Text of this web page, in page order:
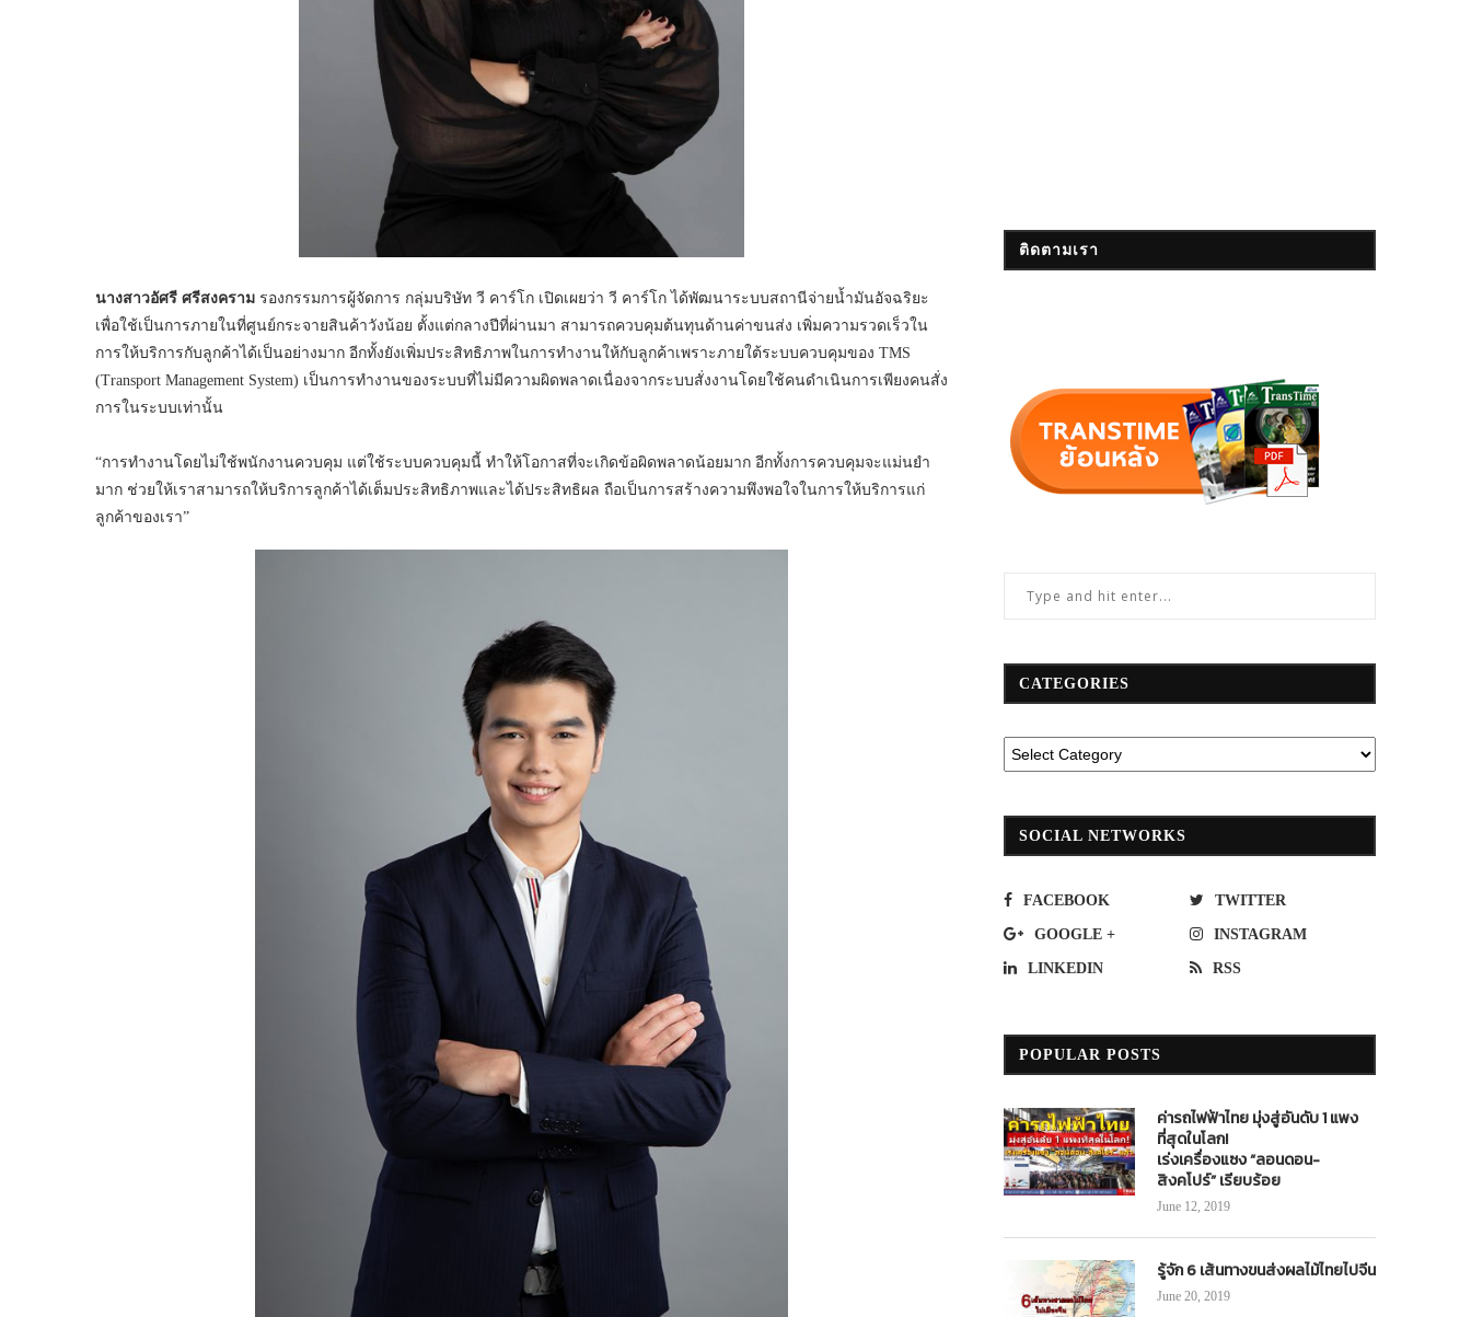
นางสาวอัศรี ศรีสงคราม รองกรรมการผู้จัดการ กลุ่มบริษัท วี คาร์โก เปิดเผยว่า วี คาร์โก ได้พัฒนาระบบสถานีจ่ายน้ำมันอัจฉริยะ
เพื่อใช้เป็นการภายในที่ศูนย์กระจายสินค้าวังน้อย ตั้งแต่กลางปีที่ผ่านมา สามารถควบคุมต้นทุนด้านค่าขนส่ง เพิ่มความรวดเร็วใน
การให้บริการกับลูกค้าได้เป็นอย่างมาก อีกทั้งยังเพิ่มประสิทธิภาพในการทำงานให้กับลูกค้าเพราะภายใต้ระบบควบคุมของ TMS
(Transport Management System) เป็นการทำงานของระบบที่ไม่มีความผิดพลาดเนื่องจากระบบสั่งงานโดยใช้คนดำเนินการเพียงคนสั่ง
การในระบบเท่านั้น
“การทำงานโดยไม่ใช้พนักงานควบคุม แต่ใช้ระบบควบคุมนี้ ทำให้โอกาสที่จะเกิดข้อผิดพลาดน้อยมาก อีกทั้งการควบคุมจะแม่นยำ
มาก ช่วยให้เราสามารถให้บริการลูกค้าได้เต็มประสิทธิภาพและได้ประสิทธิผล ถือเป็นการสร้างความพึงพอใจในการให้บริการแก่
ลูกค้าของเรา”
ติดตามเรา
CATEGORIES
SOCIAL NETWORKS
FACEBOOK TWITTER
GOOGLE + INSTAGRAM
LINKEDIN RSS
POPULAR POSTS
ค่ารถไฟฟ้าไทย มุ่งสู่อันดับ 1 แพง
ที่สุดในโลก!
เร่งเครื่องแซง “ลอนดอน-
สิงคโปร์” เรียบร้อย
June 12, 2019
รู้จัก 6 เส้นทางขนส่งผลไม้ไทยไปจีน
June 20, 2019